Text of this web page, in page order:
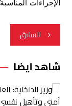
الإجراءات
تصفّح
المقالات
السابق
شاهد ايضا